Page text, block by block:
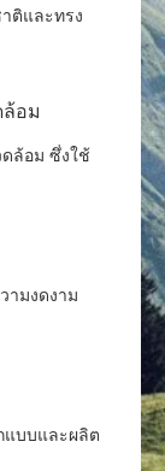
ติและทรง
อม
ล้อม ซึ่งใช้
ามงดงาม
แบบและผลิต